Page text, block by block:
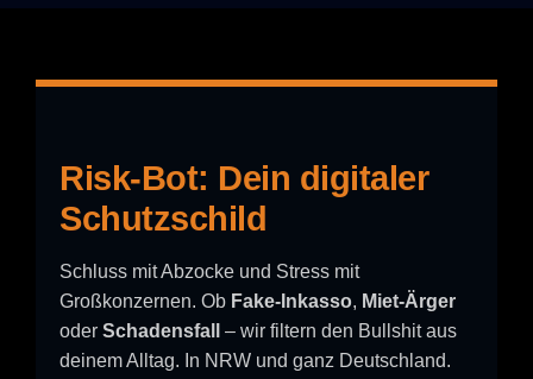
Risk-Bot: Dein digitaler
Schutzschild
Schluss mit Abzocke und Stress mit
Großkonzernen. Ob Fake-Inkasso, Miet-Ärger
oder Schadensfall
– wir filtern den Bullshit aus
deinem Alltag. In NRW und ganz Deutschland.